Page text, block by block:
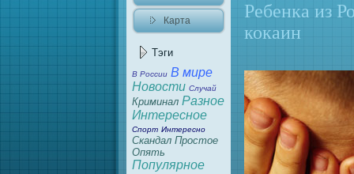
Карта
Тэги
В России В мире
Новости Случай
Криминaл Разное
Интересное
Спорт Интересно
Скандал Простое
Опять
Популярное
Ребенка из
кокаин